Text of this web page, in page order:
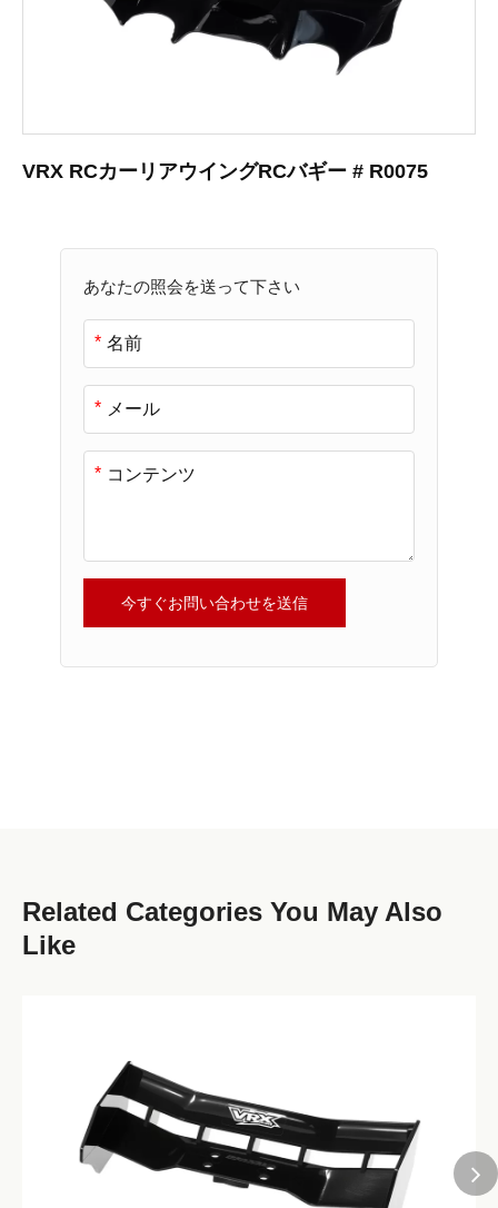
あなたの照会を送って下さい
*
*
*
今すぐお問い合わせを送信
VRX RCカーリアウイングRCバギー # R0075
Related Categories You May Also
Like